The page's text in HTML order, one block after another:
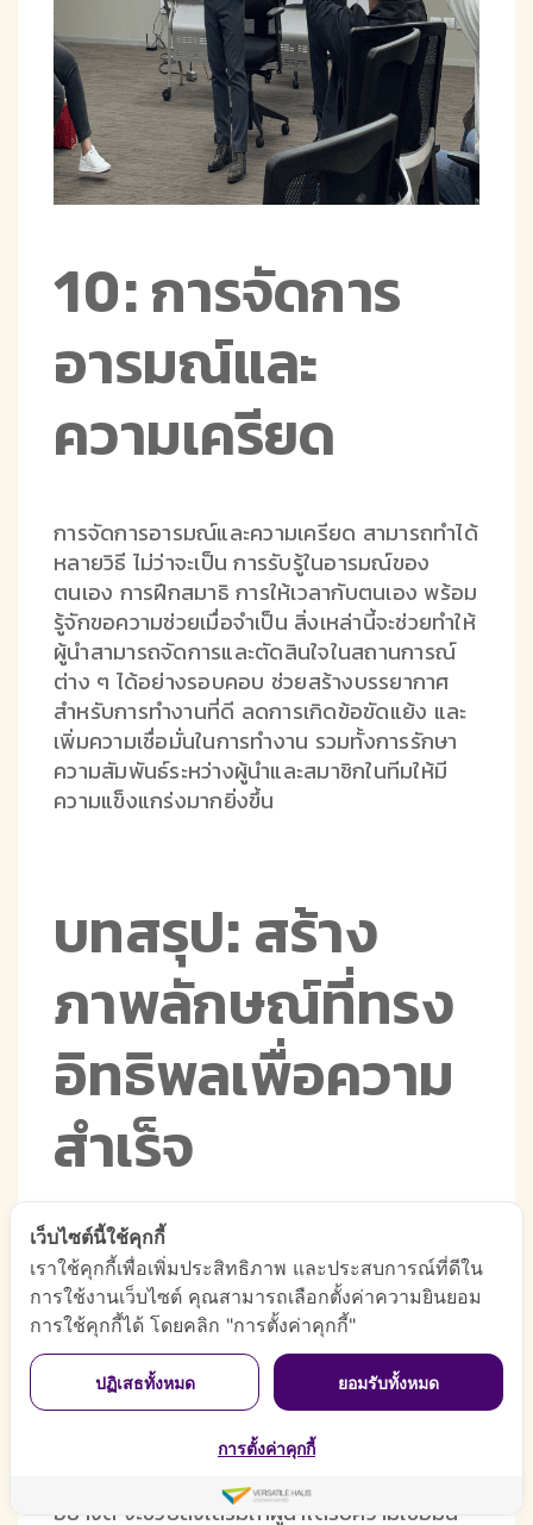
10: การจัดการ
อารมณ์และ
ความเครียด
การจัดการอารมณ์และความเครียด สามารถทำได้
หลายวิธี ไม่ว่าจะเป็น การรับรู้ในอารมณ์ของ
ตนเอง การฝึกสมาธิ การให้เวลากับตนเอง พร้อม
รู้จักขอความช่วยเมื่อจำเป็น สิ่งเหล่านี้จะช่วยทำให้
ผู้นำสามารถจัดการและตัดสินใจในสถานการณ์
ต่าง ๆ ได้อย่างรอบคอบ ช่วยสร้างบรรยากาศ
สำหรับการทำงานที่ดี ลดการเกิดข้อขัดแย้ง และ
เพิ่มความเชื่อมั่นในการทำงาน รวมทั้งการรักษา
ความสัมพันธ์ระหว่างผู้นำและสมาชิกในทีมให้มี
ความแข็งแกร่งมากยิ่งขึ้น
บทสรุป: สร้าง
ภาพลักษณ์ที่ทรง
อิทธิพลเพื่อความ
สำเร็จ
การสร้างภาพลักษณ์ที่ทรงอิทธิพลเพื่อความ
สำเร็จ ผู้นำสามารถทำได้โดยการพัฒนา
คุณสมบัติในด้านต่าง ๆ ไม่ว่าจะเป็นทักษะในการ
สื่อสาร มีความมั่นใจในตนเอง มีความซื่อสัตย์
การมีบุคลิกภาพที่เหมาะสม การให้ความเห็นอก
เห็นในผู้อื่น การมีมุมมองที่กว้างไกล หมั่นพัฒนา
ความสัมพันธ์ ตลอดจนการเป็นแบบอย่างที่ดี และ
การจัดการกับอารมณ์หรือความเครียดได้เป็น
อย่างดี จะช่วยส่งเสริมให้ผู้นำได้รับความเชื่อมั่น
เว็บไซต์นี้ใช้คุกกี้
เราใช้คุกกี้เพื่อเพิ่มประสิทธิภาพ และประสบการณ์ที่ดีใน
การใช้งานเว็บไซต์ คุณสามารถเลือกตั้งค่าความยินยอม
การใช้คุกกี้ได้ โดยคลิก "การตั้งค่าคุกกี้"
ปฏิเสธทั้งหมด ยอมรับทั้งหมด
การตั้งค่าคุกกี้